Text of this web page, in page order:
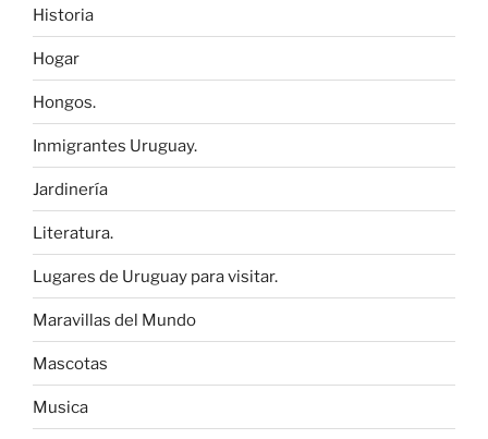
Historia
Hogar
Hongos.
Inmigrantes Uruguay.
Jardinería
Literatura.
Lugares de Uruguay para visitar.
Maravillas del Mundo
Mascotas
Musica